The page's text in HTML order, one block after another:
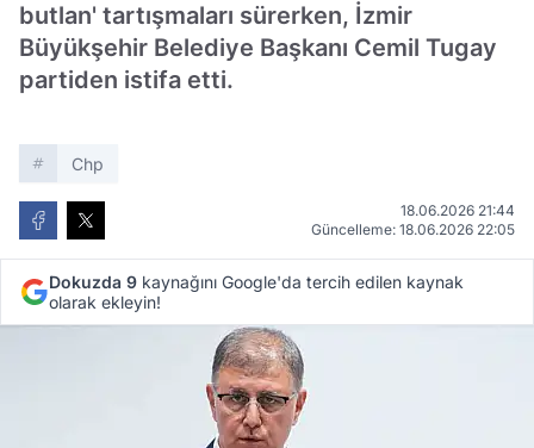
butlan' tartışmaları sürerken, İzmir
Büyükşehir Belediye Başkanı Cemil Tugay
partiden istifa etti.
Chp
18.06.2026 21:44
Güncelleme: 18.06.2026 22:05
Dokuzda 9 kaynağını Google'da tercih edilen kaynak
olarak ekleyin!